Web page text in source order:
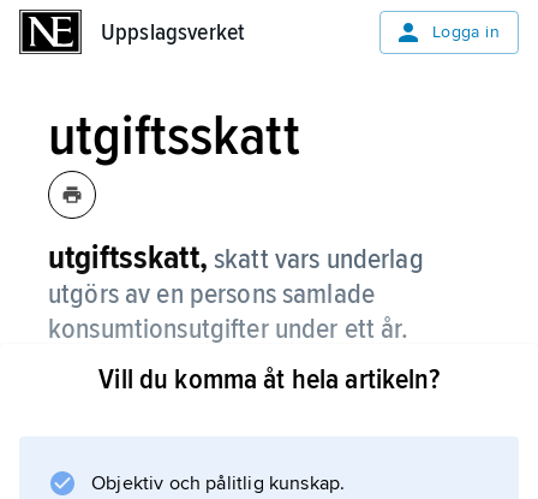
Uppslagsverket Logga in
utgiftsskatt
utgiftsskatt, skatt vars underlag
utgörs av en persons samlade
konsumtionsutgifter under ett år.
Utgiftsskatten är således inte en indirekt skatt
persons samlade utgifter kan den göras
Vill du komma åt hela artikeln?
Objektiv och pålitlig kunskap.